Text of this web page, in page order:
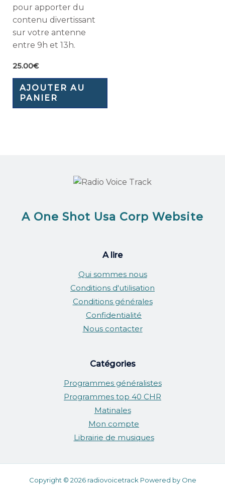
pour apporter du
contenu divertissant
sur votre antenne
entre 9h et 13h.
25.00€
AJOUTER AU
PANIER
A One Shot Usa Corp Website
A lire
Qui sommes nous
Conditions d'utilisation
Conditions générales
Confidentialité
Nous contacter
Catégories
Programmes généralistes
Programmes top 40 CHR
Matinales
Mon compte
Librairie de musiques
Copyright © 2026 radiovoicetrack Powered by One